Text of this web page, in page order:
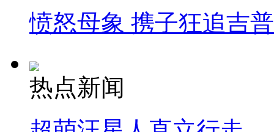
愤怒母象 携子狂追吉
热点新闻